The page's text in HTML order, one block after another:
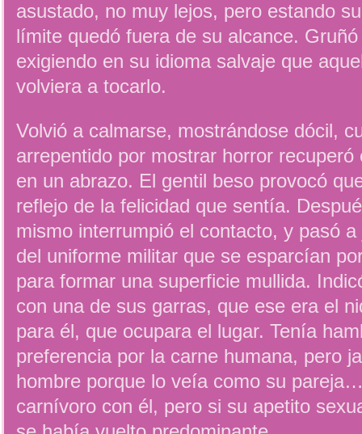
asustado, no muy lejos, pero estando
límite quedó fuera de su alcance.
exigiendo en su idioma salvaje que
volviera a tocarlo.
Volvió a calmarse, mostrándose dócil,
arrepentido por mostrar horror
en un abrazo. El gentil beso provocó
reflejo de la felicidad que sentía.
mismo interrumpió el contacto, y pasó
del uniforme militar que se esparcían
para formar una superficie mullida.
con una de sus garras, que ese era el
para él, que ocupara el lugar. Tenía
preferencia por la carne humana, pero
hombre porque lo veía como su
carnívoro con él, pero si su apetito